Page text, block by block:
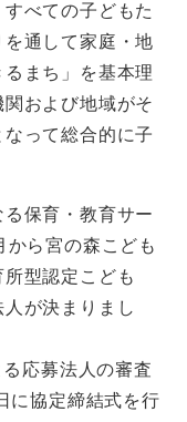
べての子どもた
通して家庭・地
まち」を基本理
および地域がそ
って総合的に子
保育・教育サー
から宮の森こども
型認定こども
が決まりまし
応募法人の審査
に協定締結式を行